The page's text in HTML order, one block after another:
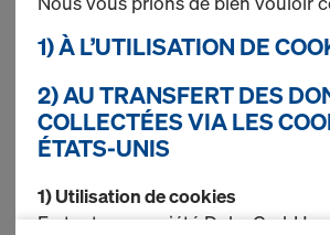
1) À L’UTILISATION DE
2) AU TRANSFERT DES
COLLECTÉES VIA LES
ÉTATS-UNIS
1) Utilisation de cookies
En tant que société Doka GmbH,